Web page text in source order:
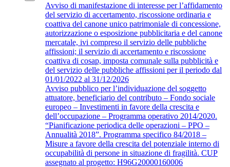
Avviso di manifestazione di interesse per l’affidamento
del servizio di accertamento, riscossione ordinaria e
coattiva del canone unico patrimoniale di concessione,
autorizzazione o esposizione pubblicitaria e del canone
mercatale, ivi compreso il servizio delle pubbliche
affissioni; il servizio di accertamento e riscossione
coattiva di cosap, imposta comunale sulla pubblicità e
del servizio delle pubbliche affissioni per il periodo dal
01/01/2022 al 31/12/2026
Avviso pubblico per l’individuazione del soggetto
attuatore, beneficiario del contributo – Fondo sociale
europeo – Investimenti in favore della crescita e
dell’occupazione – Programma operativo 2014/2020.
“Pianificazione periodica delle operazioni – PPO –
Annualità 2018”. Programma specifico 84/2018 –
Misure a favore della crescita del potenziale interno di
occupabilità di persone in situazione di fragilità. CUP
assegnato al progetto: H96G20000160006